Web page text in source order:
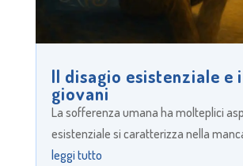
Il disagio esistenziale e i
giovani
La sofferenza umana ha molteplici
esistenziale si caratterizza nella
leggi tutto